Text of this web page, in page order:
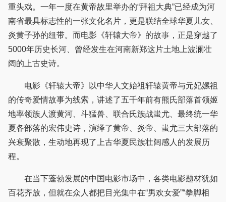
重头戏。一年一度在黄帝故里举办的“拜祖大典”已经成为河
南省最具标志性的一张文化名片，更是联结全球华夏儿女、
炎黄子孙的纽带。而电影《轩辕大帝》的故事，正是穿越了
5000年历史长河、曾经发生在河南新郑这片土地上波澜壮
阔的上古史诗。
电影《轩辕大帝》以中华人文始祖轩辕黄帝与元妃嫘祖
的传奇爱情故事为线索，讲述了五千年前有熊氏部落首领姬
地率领族人渡黄河、斗猛兽、联合氏族战蚩尤、最终统一华
夏各部落的宏伟史诗，演绎了黄帝、炎帝、蚩尤三大部落的
兴衰聚散，生动地再现了上古华夏民族壮阔感人的发展历
程。
在当下蓬勃发展的中国电影市场中，各类电影题材犹如
百花齐放，但就在众人都把目光集中在“男欢女爱”“拳脚相